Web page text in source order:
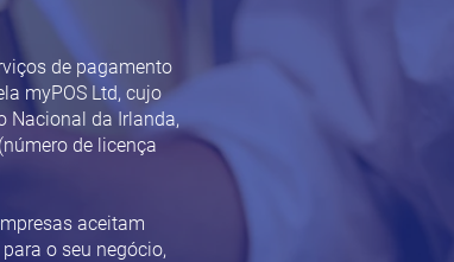
de pagamento
myPOS Ltd, cujo
Nacional da Irlanda,
de licença
aceitam
o seu negócio,